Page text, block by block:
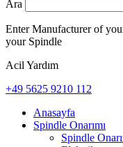
Ara
Enter Manufacturer of
your Spindle
Acil Yardım
+49 5625 9210 112
Anasayfa
Spindle Onarımı
Spindle